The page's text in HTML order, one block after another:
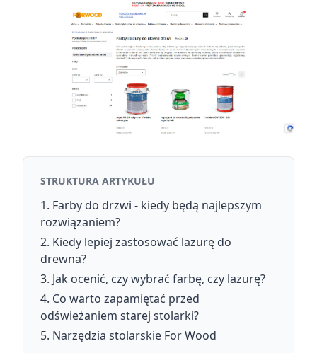
STRUKTURA ARTYKUŁU
Farby do drzwi - kiedy będą najlepszym
rozwiązaniem?
Kiedy lepiej zastosować lazurę do
drewna?
Jak ocenić, czy wybrać farbę, czy lazurę?
Co warto zapamiętać przed
odświeżaniem starej stolarki?
Narzędzia stolarskie For Wood